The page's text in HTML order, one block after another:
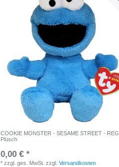
COOKIE MONSTER - SESAME STREET - REG
Plüsch
0,00 € *
*zzgl. ges. MwSt. zzgl.Versandkosten